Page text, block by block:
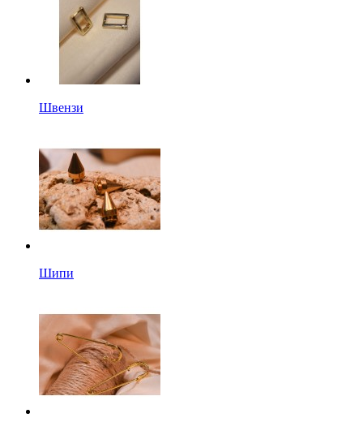
Швензи
Шипи